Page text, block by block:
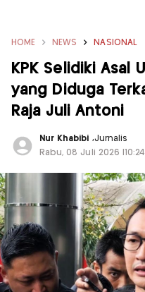
HOME NEWS NASIONAL
KPK Selidiki Asal
yang Diduga
Raja Juli Antoni
Nur Khabibi ,Jurnalis
Rabu, 08 Juli 2026